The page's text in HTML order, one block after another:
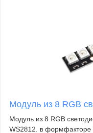
Модуль из 8 RGB
Модуль из 8 RGB
WS2812. в формфакторе